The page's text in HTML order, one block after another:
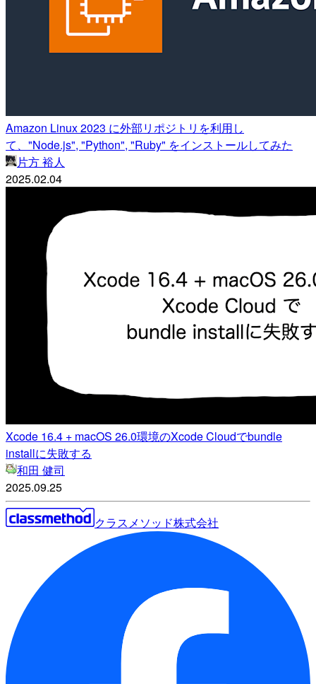
Amazon Linux 2023 に外部リポジトリを利用し
て、"Node.js", "Python", "Ruby" をインストールしてみた
片方 裕人
2025.02.04
Xcode 16.4 + macOS 26.0環境のXcode Cloudでbundle
installに失敗する
和田 健司
2025.09.25
クラスメソッド株式会社